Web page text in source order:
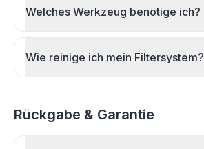
Welches Werkzeug benötige ich?
Wie reinige ich mein Filtersystem?
Rückgabe & Garantie